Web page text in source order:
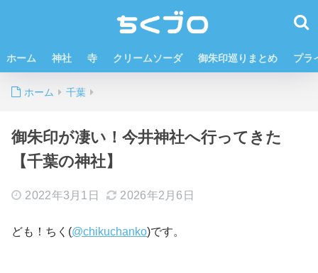
ホーム 神社 寺 クリームソーダ 御朱印巡りまとめ プラ
ホーム 千葉
御朱印が凄い！今井神社へ行ってきた
【千葉の神社】
2022年3月1日 2026年2月6日
ども！ちく(@chikuchanko)です。